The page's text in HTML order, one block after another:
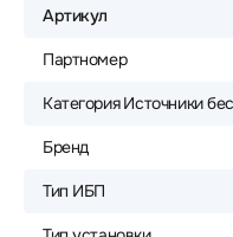
Артикул
Партномер
Категория Источники
Бренд
Тип ИБП